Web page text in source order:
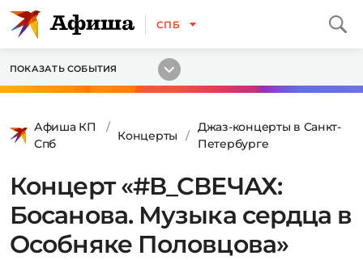
СПБ
ПОКАЗАТЬ СОБЫТИЯ
Афиша КП
Спб
Концерты
Джаз-концерты в Санкт-
Петербурге
Концерт «#В_СВЕЧАХ:
Босанова. Музыка сердца в
Особняке Половцова»